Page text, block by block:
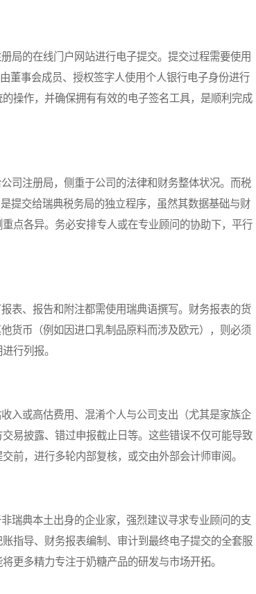
的在线门户网站进行电子提交。提交过程需要使用
董事会成员、授权签字人使用个人银行电子身份进行
操作，并确保拥有有效的电子签名工具，是顺利完成
注册局，侧重于公司的法律和财务整体状况。而税
提交给瑞典税务局的独立程序，虽然其数据基础与财
点各异。务必安排专人或在专业顾问的协助下，平行
、报告和附注都需使用瑞典语撰写。财务报表的货
货币（例如因进口乳制品原料而涉及欧元），则必须
行列报。
或高估费用、混淆个人与公司支出（尤其是家族企
易披露、错过申报截止日等。这些错误不仅可能导致
前，进行多轮内部复核，或交由外部会计师审阅。
典本土出身的企业家，强烈建议寻求专业顾问的支
指导、财务报表编制、审计到最终电子提交的全套服
更多精力专注于奶糖产品的研发与市场开拓。